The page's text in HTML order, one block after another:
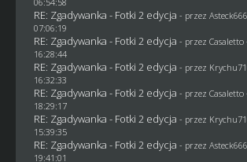
RE: Zgadywanka - Fotki 2 edycja - przez
07:06:19
RE: Zgadywanka - Fotki 2 edycja - przez Casaletto
16:28:44
RE: Zgadywanka - Fotki 2 edycja - przez
16:32:33
RE: Zgadywanka - Fotki 2 edycja - przez Casaletto
18:29:17
RE: Zgadywanka - Fotki 2 edycja - przez
15:39:35
RE: Zgadywanka - Fotki 2 edycja - przez
19:41:01